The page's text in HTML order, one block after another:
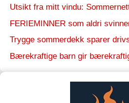
Utsikt fra mitt vindu:
FERIEMINNER som aldri
Trygge sommerdekk sparer
Bærekraftige barn gir